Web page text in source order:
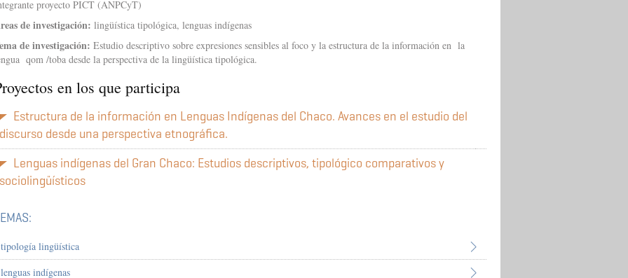
proyecto PICT (ANPCyT)
de investigación: lingüística tipológica, lenguas indígenas
de investigación: Estudio descriptivo sobre expresiones sensibles al foco y la estructura de la información en la
qom /toba desde la perspectiva de la lingüística tipológica.
en los que participa
Estructura de la información en Lenguas Indígenas del Chaco. Avances en el estudio del
discurso desde una perspectiva etnográfica.
Lenguas indígenas del Gran Chaco: Estudios descriptivos, tipológico comparativos y
sociolingüísticos
tipología lingüística
lenguas indígenas